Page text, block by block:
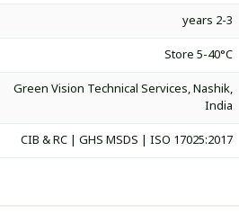
2-3 years
Store 5-40°C
Green Vision Technical Services, Nashik,
India
CIB & RC | GHS MSDS | ISO 17025:2017